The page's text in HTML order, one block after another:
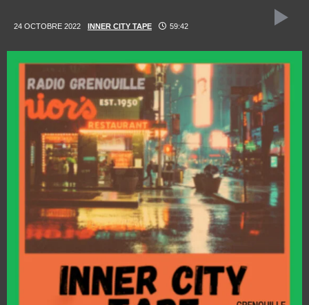
24 OCTOBRE 2022 INNER CITY TAPE 59:42